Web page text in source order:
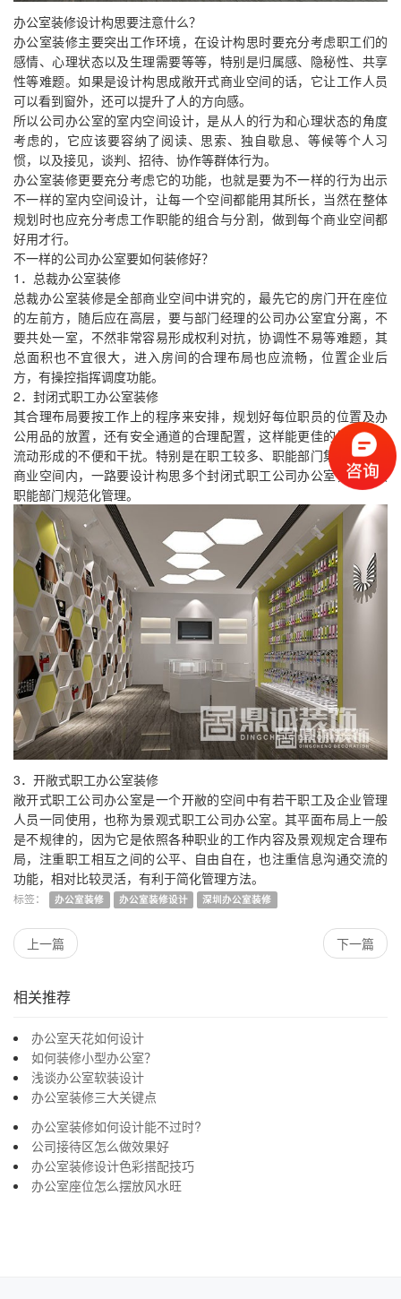
办公室装修设计构思要注意什么？
办公室装修主要突出工作环境，在设计构思时要充分考虑职工们的
感情、心理状态以及生理需要等等，特别是归属感、隐秘性、共享
性等难题。如果是设计构思成敞开式商业空间的话，它让工作人员
可以看到窗外，还可以提升了人的方向感。
所以公司办公室的室内空间设计，是从人的行为和心理状态的角度
考虑的，它应该要容纳了阅读、思索、独自歇息、等候等个人习
惯，以及接见，谈判、招待、协作等群体行为。
办公室装修更要充分考虑它的功能，也就是要为不一样的行为出示
不一样的室内空间设计，让每一个空间都能用其所长，当然在整体
规划时也应充分考虑工作职能的组合与分割，做到每个商业空间都
好用才行。
不一样的公司办公室要如何装修好？
1．总裁办公室装修
总裁办公室装修是全部商业空间中讲究的，最先它的房门开在座位
的左前方，随后应在高层，要与部门经理的公司办公室宜分离，不
要共处一室，不然非常容易形成权利对抗，协调性不易等难题，其
总面积也不宜很大，进入房间的合理布局也应流畅，位置企业后
方，有操控指挥调度功能。
2．封闭式职工办公室装修
其合理布局要按工作上的程序来安排，规划好每位职员的位置及办
公用品的放置，还有安全通道的合理配置，这样能更佳的解决人员
流动形成的不便和干扰。特别是在职工较多、职能部门集中的大型
商业空间内，一路要设计构思多个封闭式职工公司办公室，便于按
职能部门规范化管理。
3．开敞式职工办公室装修
敞开式职工公司办公室是一个开敝的空间中有若干职工及企业管理
人员一同使用，也称为景观式职工公司办公室。其平面布局上一般
是不规律的，因为它是依照各种职业的工作内容及景观规定合理布
局，注重职工相互之间的公平、自由自在，也注重信息沟通交流的
功能，相对比较灵活，有利于简化管理方法。
办公室装修 办公室装修设计 深圳办公室装修
上一篇 下一篇
相关推荐
办公室天花如何设计
如何装修小型办公室？
浅谈办公室软装设计
办公室装修三大关键点
办公室装修如何设计能不过时?
公司接待区怎么做效果好
办公室装修设计色彩搭配技巧
办公室座位怎么摆放风水旺